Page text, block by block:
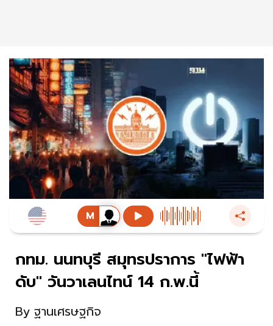
กทม. นนทบุรี สมุทรปราการ "ไฟฟ้า
ดับ" วันวาเลนไทน์ 14 ก.พ.นี้
By ฐานเศรษฐกิจ